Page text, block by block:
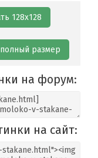
128х128
размер
на форум:
на сайт: